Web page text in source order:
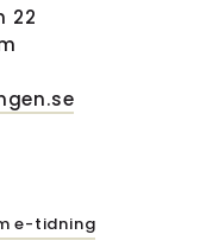
22
e-tidning